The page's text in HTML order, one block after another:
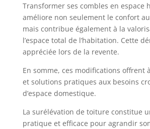
Transformer ses combles en espace
améliore non seulement le confort
mais contribue également à la
l’espace total de l’habitation. Cette
appréciée lors de la revente.
En somme, ces modifications offrent
et solutions pratiques aux besoins
d’espace domestique.
La surélévation de toiture constitue
pratique et efficace pour agrandir